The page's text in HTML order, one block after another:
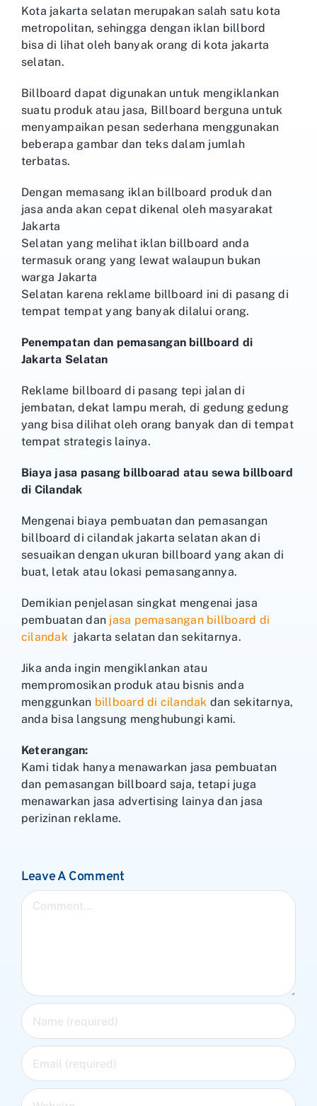
Kota jakarta selatan merupakan salah satu kota
metropolitan, sehingga dengan iklan billbord
bisa di lihat oleh banyak orang di kota jakarta
selatan.
Billboard dapat digunakan untuk mengiklankan
suatu produk atau jasa, Billboard berguna untuk
menyampaikan pesan sederhana menggunakan
beberapa gambar dan teks dalam jumlah
terbatas.
Dengan memasang iklan billboard produk dan
jasa anda akan cepat dikenal oleh masyarakat
Jakarta
Selatan yang melihat iklan billboard anda
termasuk orang yang lewat walaupun bukan
warga Jakarta
Selatan karena reklame billboard ini di pasang di
tempat tempat yang banyak dilalui orang.
Penempatan dan pemasangan billboard di
Jakarta Selatan
Reklame billboard di pasang tepi jalan di
jembatan, dekat lampu merah, di gedung gedung
yang bisa dilihat oleh orang banyak dan di tempat
tempat strategis lainya.
Biaya jasa pasang billboarad atau sewa billboard
di Cilandak
Mengenai biaya pembuatan dan pemasangan
billboard di cilandak jakarta selatan akan di
sesuaikan dengan ukuran billboard yang akan di
buat, letak atau lokasi pemasangannya.
Demikian penjelasan singkat mengenai jasa
pembuatan dan jasa pemasangan billboard di
cilandakjakarta selatan dan sekitarnya.
Jika anda ingin mengiklankan atau
mempromosikan produk atau bisnis anda
menggunkan billboard di cilandak dan sekitarnya,
anda bisa langsung menghubungi kami.
Keterangan:
Kami tidak hanya menawarkan jasa pembuatan
dan pemasangan billboard saja, tetapi juga
menawarkan jasa advertising lainya dan jasa
perizinan reklame.
Leave A Comment
Comment